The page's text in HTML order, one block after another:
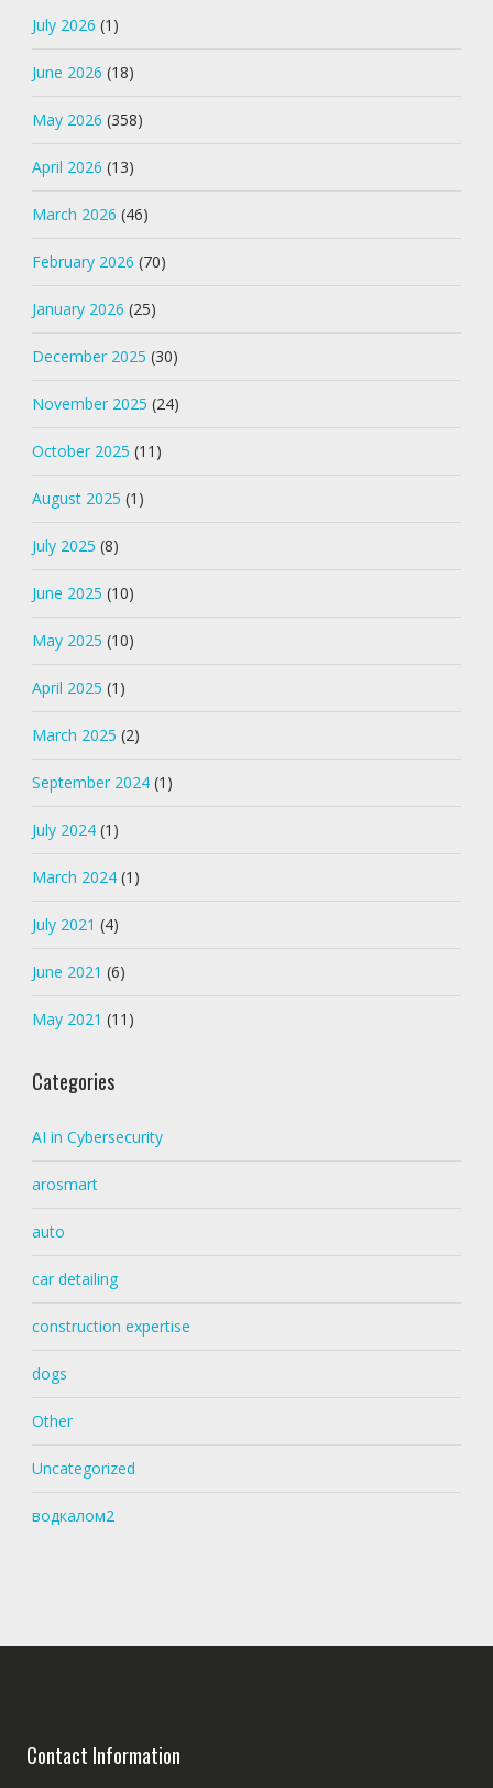
July 2026 (1)
June 2026 (18)
May 2026 (358)
April 2026 (13)
March 2026 (46)
February 2026 (70)
January 2026 (25)
December 2025 (30)
November 2025 (24)
October 2025 (11)
August 2025 (1)
July 2025 (8)
June 2025 (10)
May 2025 (10)
April 2025 (1)
March 2025 (2)
September 2024(1)
July 2024(1)
March 2024(1)
July 2021 (4)
June 2021 (6)
May 2021 (11)
Categories
AI in Cybersecurity
arosmart
auto
car detailing
construction expertise
dogs
Other
Uncategorized
водкалом2
Contact Information